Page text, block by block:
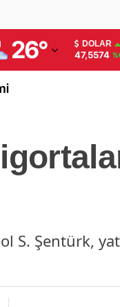
26° DOLAR
47,5574
S. Şentürk,